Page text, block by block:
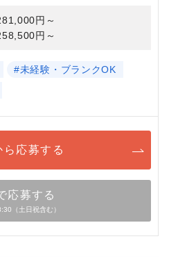
円～
円～
#未経験・ブランクOK
応募する
応募する
（土日祝含む）